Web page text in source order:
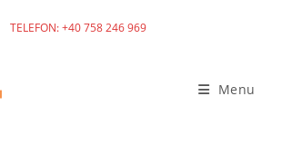
TELEFON: +40 758 246 969
Menu